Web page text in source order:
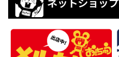
ネットショップ